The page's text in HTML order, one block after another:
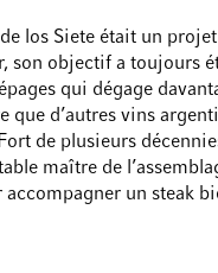
los Siete était un
son objectif a toujours
qui dégage
que d’autres vins
de plusieurs
maître de
un steak